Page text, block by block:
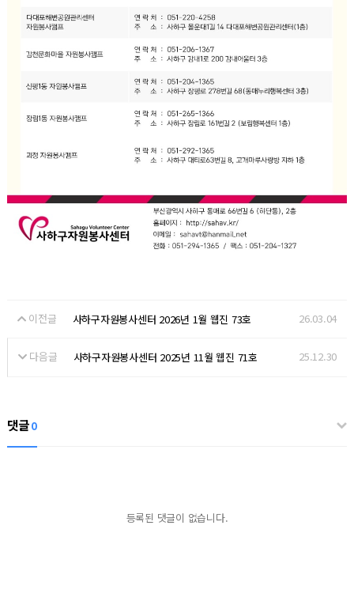
이전글 사하구자원봉사센터 2026년 1월 웹진 73호 26.03.04
다음글 사하구자원봉사센터 2025년 11월 웹진 71호 25.12.30
댓글0
등록된 댓글이 없습니다.